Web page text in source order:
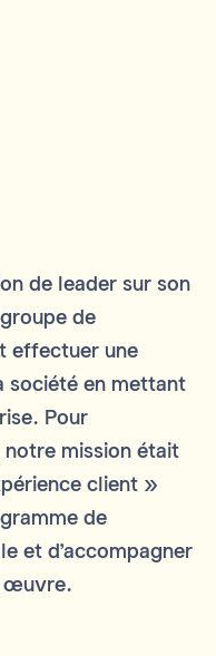
de leader sur son
de
effectuer une
société en mettant
Pour
notre mission était
client »
de
et d’accompagner
œuvre.